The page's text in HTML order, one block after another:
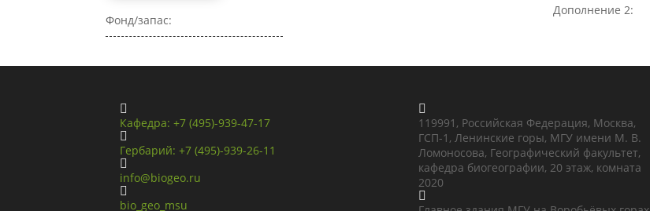
Фонд/запас:
Дополнение 2:

Кафедра: +7 (495)-939-47-17

Гербарий: +7 (495)-939-26-11

info@biogeo.ru

bio_geo_msu

119991, Российская Федерация, Москва,
ГСП-1, Ленинские горы, МГУ имени М. В.
Ломоносова, Географический факультет,
кафедра биогеографии, 20 этаж, комната
2020
